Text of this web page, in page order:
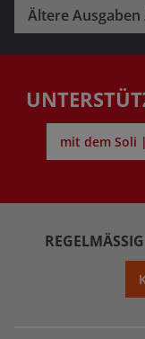
Ältere
mit dem Soli